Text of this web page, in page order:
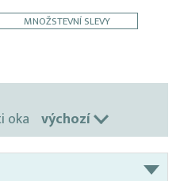
MNOŽSTEVNÍ SLEVY
oka výchozí